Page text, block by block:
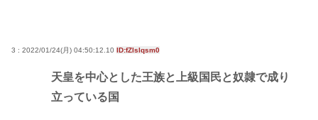
3 : 2022/01/24(月) 04:50:12.10 ID:fZlslqsm0
天皇を中心とした王族と上級国民と奴隷で成り
立っている国